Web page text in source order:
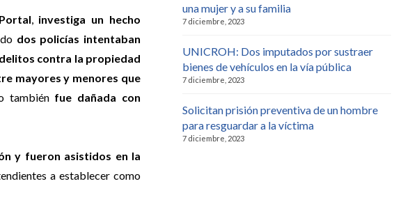
investiga un hecho
dos policías intentaban
contra la propiedad
mayores y menores que
también fue dañada con
y fueron asistidos en la
a establecer como
una mujer y a su familia
7 diciembre, 2023
UNICROH: Dos imputados por sustraer
bienes de vehículos en la vía pública
7 diciembre, 2023
Solicitan prisión preventiva de un hombre
para resguardar a la víctima
7 diciembre, 2023